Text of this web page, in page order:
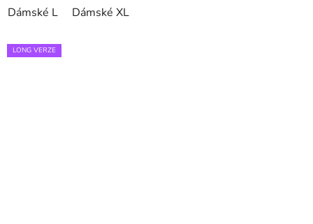
Dámské L Dámské XL
LONG VERZE